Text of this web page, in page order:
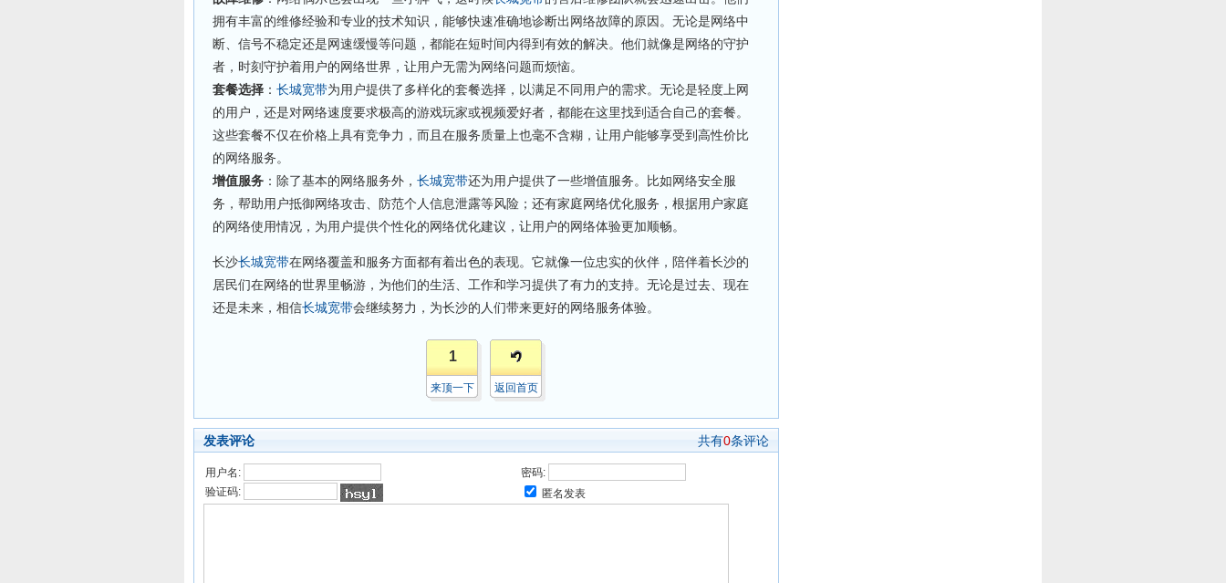
拥有丰富的维修经验和专业的技术知识，能够快速准确地诊断出网络故障的原因。无论是网络中
断、信号不稳定还是网速缓慢等问题，都能在短时间内得到有效的解决。他们就像是网络的守护
者，时刻守护着用户的网络世界，让用户无需为网络问题而烦恼。
套餐选择 ： 长城宽带为用户提供了多样化的套餐选择，以满足不同用户的需求。无论是轻度上网
的用户，还是对网络速度要求极高的游戏玩家或视频爱好者，都能在这里找到适合自己的套餐。
这些套餐不仅在价格上具有竞争力，而且在服务质量上也毫不含糊，让用户能够享受到高性价比
的网络服务。
增值服务 ：除了基本的网络服务外， 长城宽带还为用户提供了一些增值服务。比如网络安全服
务，帮助用户抵御网络攻击、防范个人信息泄露等风险；还有家庭网络优化服务，根据用户家庭
的网络使用情况，为用户提供个性化的网络优化建议，让用户的网络体验更加顺畅。
长沙长城宽带在网络覆盖和服务方面都有着出色的表现。它就像一位忠实的伙伴，陪伴着长沙的
居民们在网络的世界里畅游，为他们的生活、工作和学习提供了有力的支持。无论是过去、现在
还是未来，相信长城宽带会继续努力，为长沙的人们带来更好的网络服务体验。
1
来顶一下 返回首页
发表评论 共有0条评论
用户名:
密码:
验证码:
匿名发表